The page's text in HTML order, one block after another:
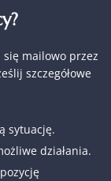
mailowo przez
szczegółowe
sytuację.
działania.